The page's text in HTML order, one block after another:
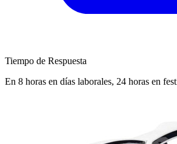
Tiempo de Respuesta
En 8 horas en días laborales, 24 horas en